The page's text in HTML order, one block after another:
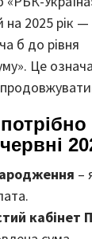
на 2025 рік
б до рівня
Це
–
кабінет